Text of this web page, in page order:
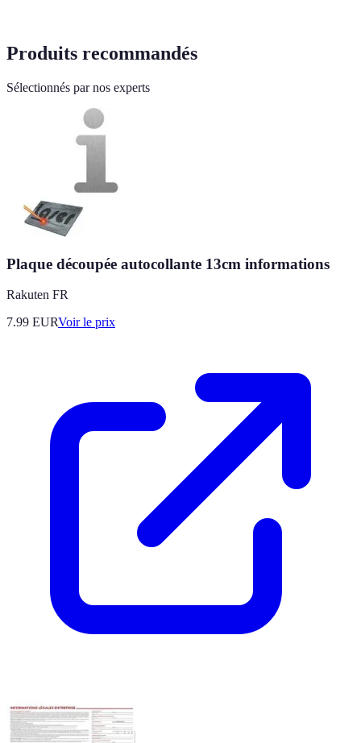
Produits recommandés
Sélectionnés par nos experts
Plaque découpée autocollante 13cm informations
Rakuten FR
7.99 EURVoir le prix